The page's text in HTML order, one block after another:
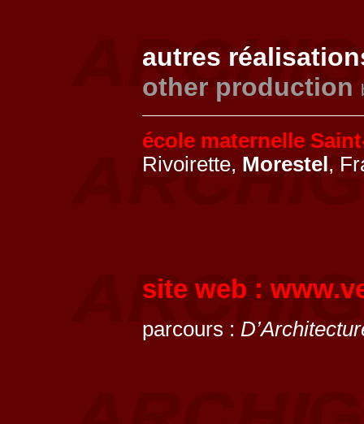
autres
other production
école maternelle
Rivoirette, Morestel ,
site web :
parcours :